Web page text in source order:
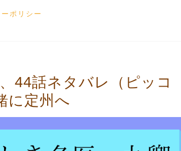
ポリシー
44話ネタバレ（ピッコ
に定州へ